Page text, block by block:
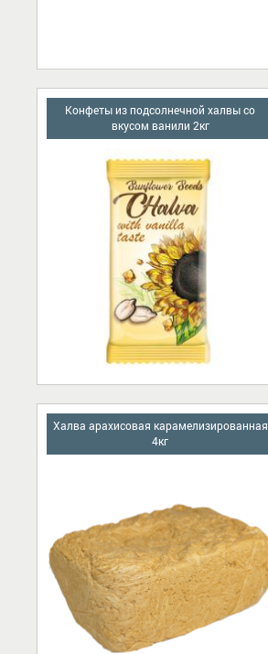
Конфеты из подсолнечной халвы со
вкусом ванили 2кг
Халва арахисовая карамелизированная
4кг